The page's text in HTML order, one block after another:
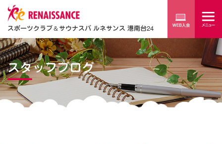
スポーツクラブ＆サウナスパ ルネサンス 港南台24
スタッフブログ